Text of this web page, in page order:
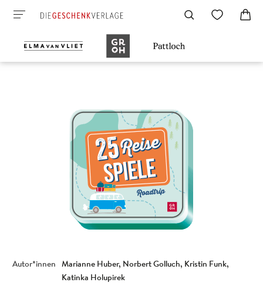
Autor*innen Marianne Huber Norbert Golluch Kristin Funk
Katinka Holupirek